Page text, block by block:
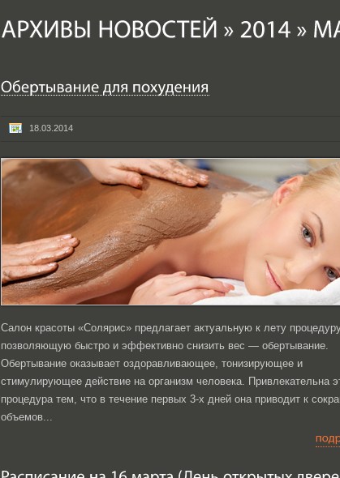
18.03.2014
Салон красоты «Солярис» предлагает актуальную к лету
позволяющую быстро и эффективно снизить вес — обертывание.
Обертывание оказывает оздоравливающее, тонизирующее и
стимулирующее действие на организм человека. Привлекательна
процедура тем, что в течение первых 3-х дней она приводит к
объемов...